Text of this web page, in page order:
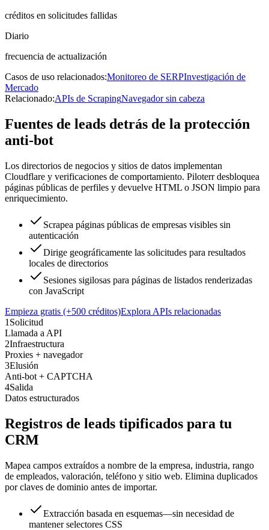
créditos en solicitudes fallidas
Diario
frecuencia de actualización
Casos de uso relacionados:Monitoreo de SERPInvestigación de
Mercado
Relacionado:APIs de ScrapingNavegador sin cabeza
Fuentes de leads detrás de la protección
anti-bot
Los directorios de negocios y sitios de datos implementan
Cloudflare y verificaciones de comportamiento. Piloterr desbloquea
páginas públicas de perfiles y devuelve HTML o JSON limpio para
enriquecimiento.
Scrapea páginas públicas de empresas visibles sin
autenticación
Dirige geográficamente las solicitudes para resultados
locales de directorios
Sesiones sigilosas para páginas de listados renderizadas
con JavaScript
Empieza gratis (+500 créditos)Explora APIs relacionadas
1 Solicitud
Llamada a API
2Infraestructura
Proxies + navegador
3Elusión
Anti-bot + CAPTCHA
4Salida
Datos estructurados
Registros de leads tipificados para tu
CRM
Mapea campos extraídos a nombre de la empresa, industria, rango
de empleados, valoración, teléfono y sitio web. Elimina duplicados
por claves de dominio antes de importar.
Extracción basada en esquemas—sin necesidad de
mantener selectores CSS